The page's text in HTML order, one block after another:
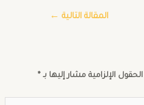
المقالة التالية←
الإلزامية مشار إليها بـ *